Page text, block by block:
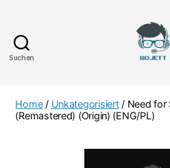
Suchen
Home/ Unkategorisiert/ Need for
(Remastered) (Origin) (ENG/PL)